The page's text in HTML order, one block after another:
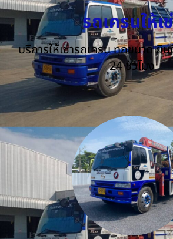
รถเครนให้เ
บริการให้เช่ารถเครน ทุกขนาด ยิ
24 ชั่วโมง